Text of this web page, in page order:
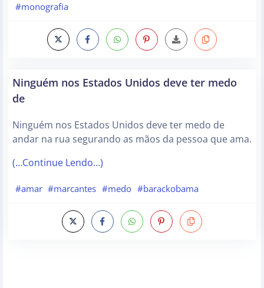
#monografia
Ninguém nos Estados Unidos deve ter medo
de
Ninguém nos Estados Unidos deve ter medo de
andar na rua segurando as mãos da pessoa que ama.
(…Continue Lendo…)
#amar #marcantes #medo #barackobama